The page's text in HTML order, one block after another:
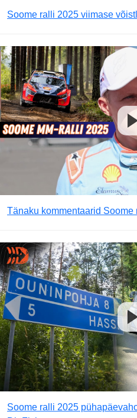
Soome ralli 2025 viimase
Tänaku kommentaarid
Soome ralli 2025